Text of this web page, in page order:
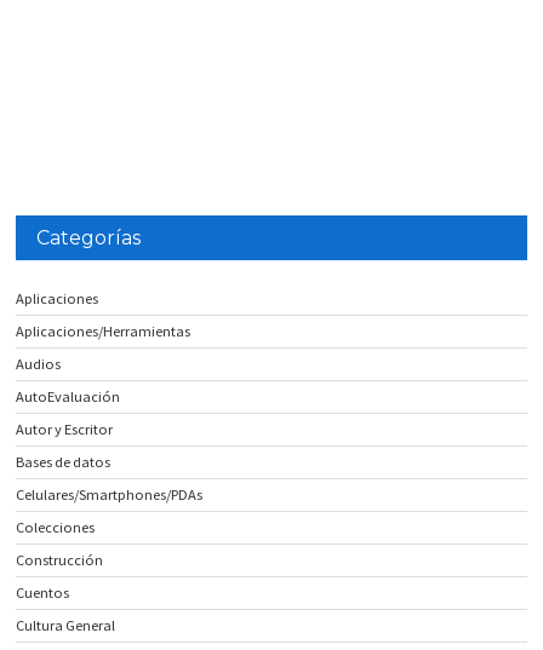
Categorías
Aplicaciones
Aplicaciones/Herramientas
Audios
AutoEvaluación
Autor y Escritor
Bases de datos
Celulares/Smartphones/PDAs
Colecciones
Construcción
Cuentos
Cultura General